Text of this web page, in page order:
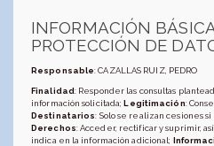
INFORMACIÓN
PROTECCIÓN DE
Responsable: CAZALLAS RUIZ, PEDRO
Finalidad: Responder las consultas
información solicitada;Legitimación:
Destinatarios: Solo se realizan cesiones
Derechos: Acceder, rectificar y suprimir,
indica en la información adicional;